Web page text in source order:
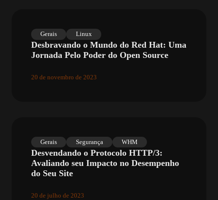
Gerais Linux
Desbravando o Mundo do Red Hat: Uma
Jornada Pelo Poder do Open Source
20 de novembro de 2023
Gerais Segurança WHM
Desvendando o Protocolo HTTP/3:
Avaliando seu Impacto no Desempenho
do Seu Site
20 de julho de 2023